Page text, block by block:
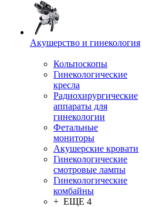
Акушерство и гинекология
Кольпоскопы
Гинекологические
кресла
Радиохирургические
аппараты для
гинекологии
Фетальные
мониторы
Акушерские кровати
Гинекологические
смотровые лампы
Гинекологические
комбайны
+ ЕЩЕ 4